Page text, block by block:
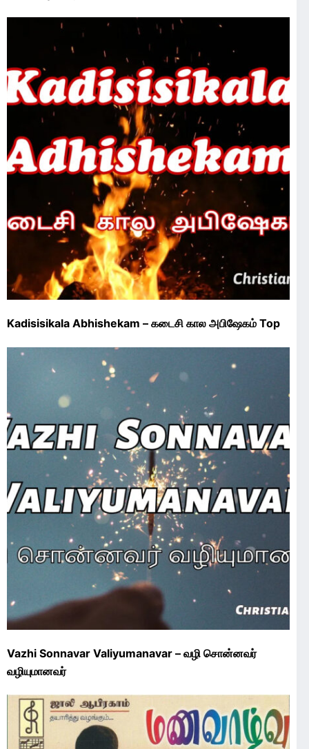
Kadisisikala Abhishekam – கடைசி கால அபிஷேகம் Top
Vazhi Sonnavar Valiyumanavar – வழி சொன்னவர்
வழியுமானவர்